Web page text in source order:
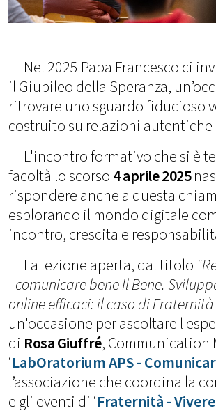
Nel 2025 Papa Francesco ci
il Giubileo della Speranza,
ritrovare uno sguardo fiducioso
costruito su relazioni autentiche
L'incontro formativo che si è
facoltà lo scorso4 aprile 2025
rispondere anche a questa
esplorando il mondo digitale
incontro, crescita e
La lezione aperta, dal titolo
- comunicare bene Il Bene.
online efficaci: il caso di
un'occasione per ascoltare
di Rosa Giuffré, Communication
‘LabOratorium APS -
l’associazione che coordina la
e gli eventi di ‘Fraternità -